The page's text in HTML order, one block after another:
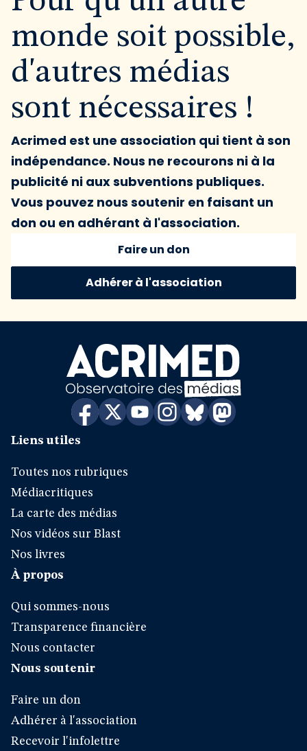
monde soit possible,
d'autres médias
sont nécessaires !
Acrimed est une association qui tient à son
indépendance. Nous ne recourons ni à la
publicité ni aux subventions publiques.
Vous pouvez nous soutenir en faisant un
don ou en adhérant à l'association.
Faire un don
Adhérer à l'association
Liens utiles
Toutes nos rubriques
Médiacritiques
La carte des médias
Nos vidéos sur Blast
Nos livres
À propos
Qui sommes-nous
Transparence financière
Nous contacter
Nous soutenir
Faire un don
Adhérer à l'association
Recevoir l'infolettre